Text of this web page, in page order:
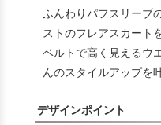
ふんわりパフスリーブ
ストのフレアスカート
ベルトで高く見えるウ
んのスタイルアップを
デザインポイント